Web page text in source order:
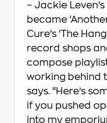
– Jackie Leven’s
became
Cure’s ‘The
record shops
compose
working behind
says. “Here’s
if you pushed
into my